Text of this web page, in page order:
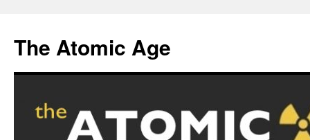
content
The Atomic Age